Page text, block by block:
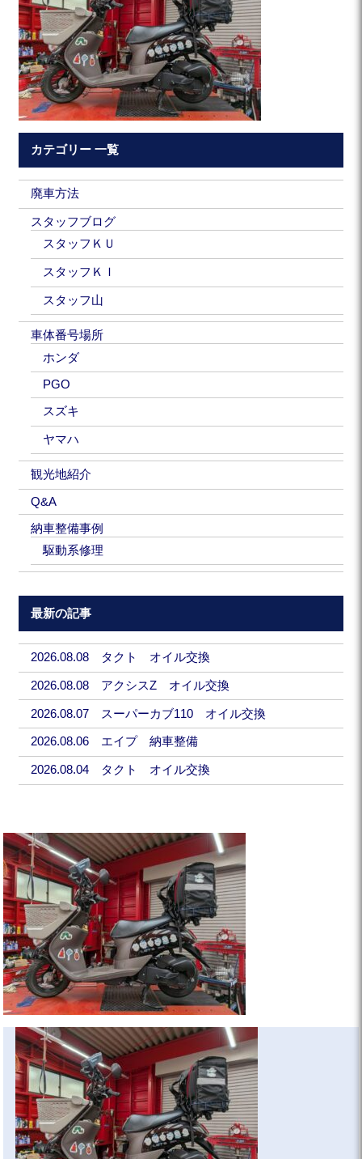
カテゴリー 一覧
廃車方法
スタッフブログ
スタッフＫＵ
スタッフＫＩ
スタッフ山
車体番号場所
ホンダ
PGO
スズキ
ヤマハ
観光地紹介
Q&A
納車整備事例
駆動系修理
最新の記事
2026.08.08 タクト オイル交換
2026.08.08 アクシスZ オイル交換
2026.08.07 スーパーカブ110 オイル交換
2026.08.06 エイプ 納車整備
2026.08.04 タクト オイル交換